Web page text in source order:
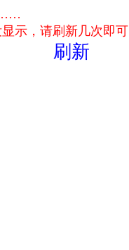
……
示，请刷新几次即可
刷新